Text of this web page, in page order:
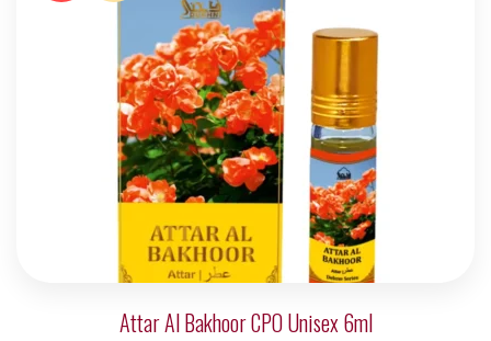
Attar Al Bakhoor CPO Unisex 6ml